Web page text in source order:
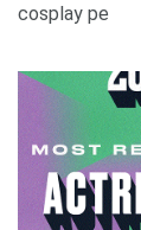
cosplay pe